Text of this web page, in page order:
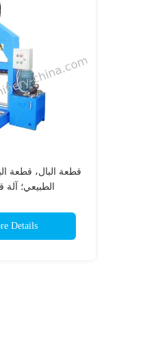
قطعة البال، قطعة
الطبيعي؛
Details